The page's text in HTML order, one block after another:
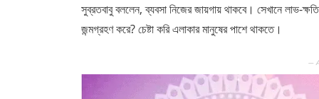
সুব্রতবাবু বললেন, ব্যবসা নিজের জায়গায় থাকবে। সেখানে লাভ-
জন্মগ্রহণ করে? চেষ্টা করি এলাকার মানুষের পাশে থাকতে।
—